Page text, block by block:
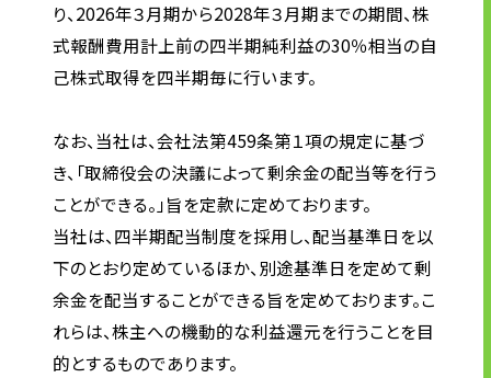
資料請求
中途採用に関して
新卒採用に関して
投資家情報に関して
PR・ホームページに関して
U-LIFE
ニュース
り、2026年３月期から2028年３月期までの期間、株
式報酬費用計上前の四半期純利益の30％相当の自
己株式取得を四半期毎に行います。
なお、当社は、会社法第459条第１項の規定に基づ
き、「取締役会の決議によって剰余金の配当等を行う
ことができる。」旨を定款に定めております。
当社は、四半期配当制度を採用し、配当基準日を以
下のとおり定めているほか、別途基準日を定めて剰
余金を配当することができる旨を定めております。こ
れらは、株主への機動的な利益還元を行うことを目
的とするものであります。